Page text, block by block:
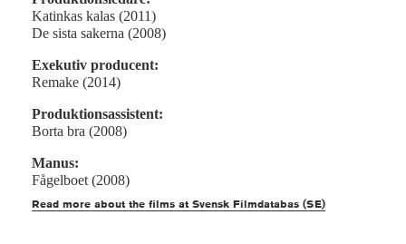
Katinkas kalas (2011)
De sista sakerna (2008)
Exekutiv producent:
Remake (2014)
Produktionsassistent:
Borta bra (2008)
Manus:
Fågelboet (2008)
Read more about the films at Svensk Filmdatabas (SE)